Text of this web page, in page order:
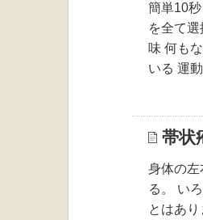
簡単10
を全て
味 何も
いる 運
帯状
身体の左
る。 い
とはあ